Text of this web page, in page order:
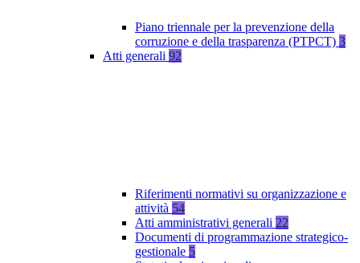
Piano triennale per la prevenzione della
corruzione e della trasparenza (PTPCT) 3
Atti generali 92
Riferimenti normativi su organizzazione e
attività 54
Atti amministrativi generali 22
Documenti di programmazione strategico-
gestionale 5